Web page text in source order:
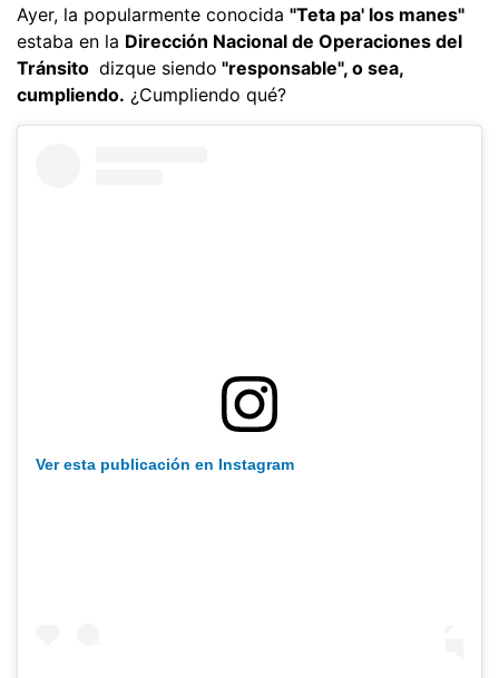
Ayer, la popularmente conocida "Teta pa' los manes"
estaba en la Dirección Nacional de Operaciones del
Tránsito dizque siendo "responsable", o sea,
cumpliendo. ¿Cumpliendo qué?
Ver esta publicación en Instagram